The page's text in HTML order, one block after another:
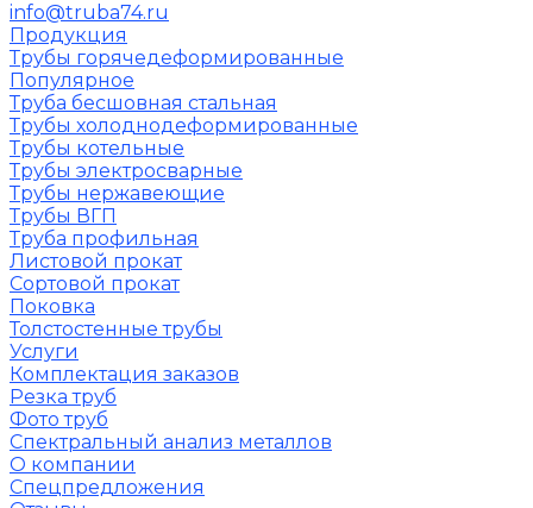
info@truba74.ru
Продукция
Трубы горячедеформированные
Популярное
Труба бесшовная стальная
Трубы холоднодеформированные
Трубы котельные
Трубы электросварные
Трубы нержавеющие
Трубы ВГП
Труба профильная
Листовой прокат
Сортовой прокат
Поковка
Толстостенные трубы
Услуги
Комплектация заказов
Резка труб
Фото труб
Спектральный анализ металлов
О компании
Спецпредложения